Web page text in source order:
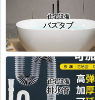
住宅設備
バスタブ
住宅設備
排水管